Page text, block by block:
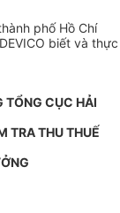
phố Hồ Chí
biết và thực
TỔNG CỤC HẢI
TRA THU THUẾ